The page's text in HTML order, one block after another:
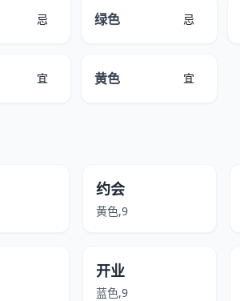
忌 绿色 忌
宜 黄色 宜
约会
黄色,9
开业
蓝色,9